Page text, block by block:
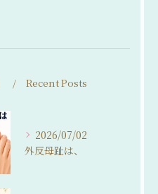
Recent Posts
2026/07/02
外反母趾は、